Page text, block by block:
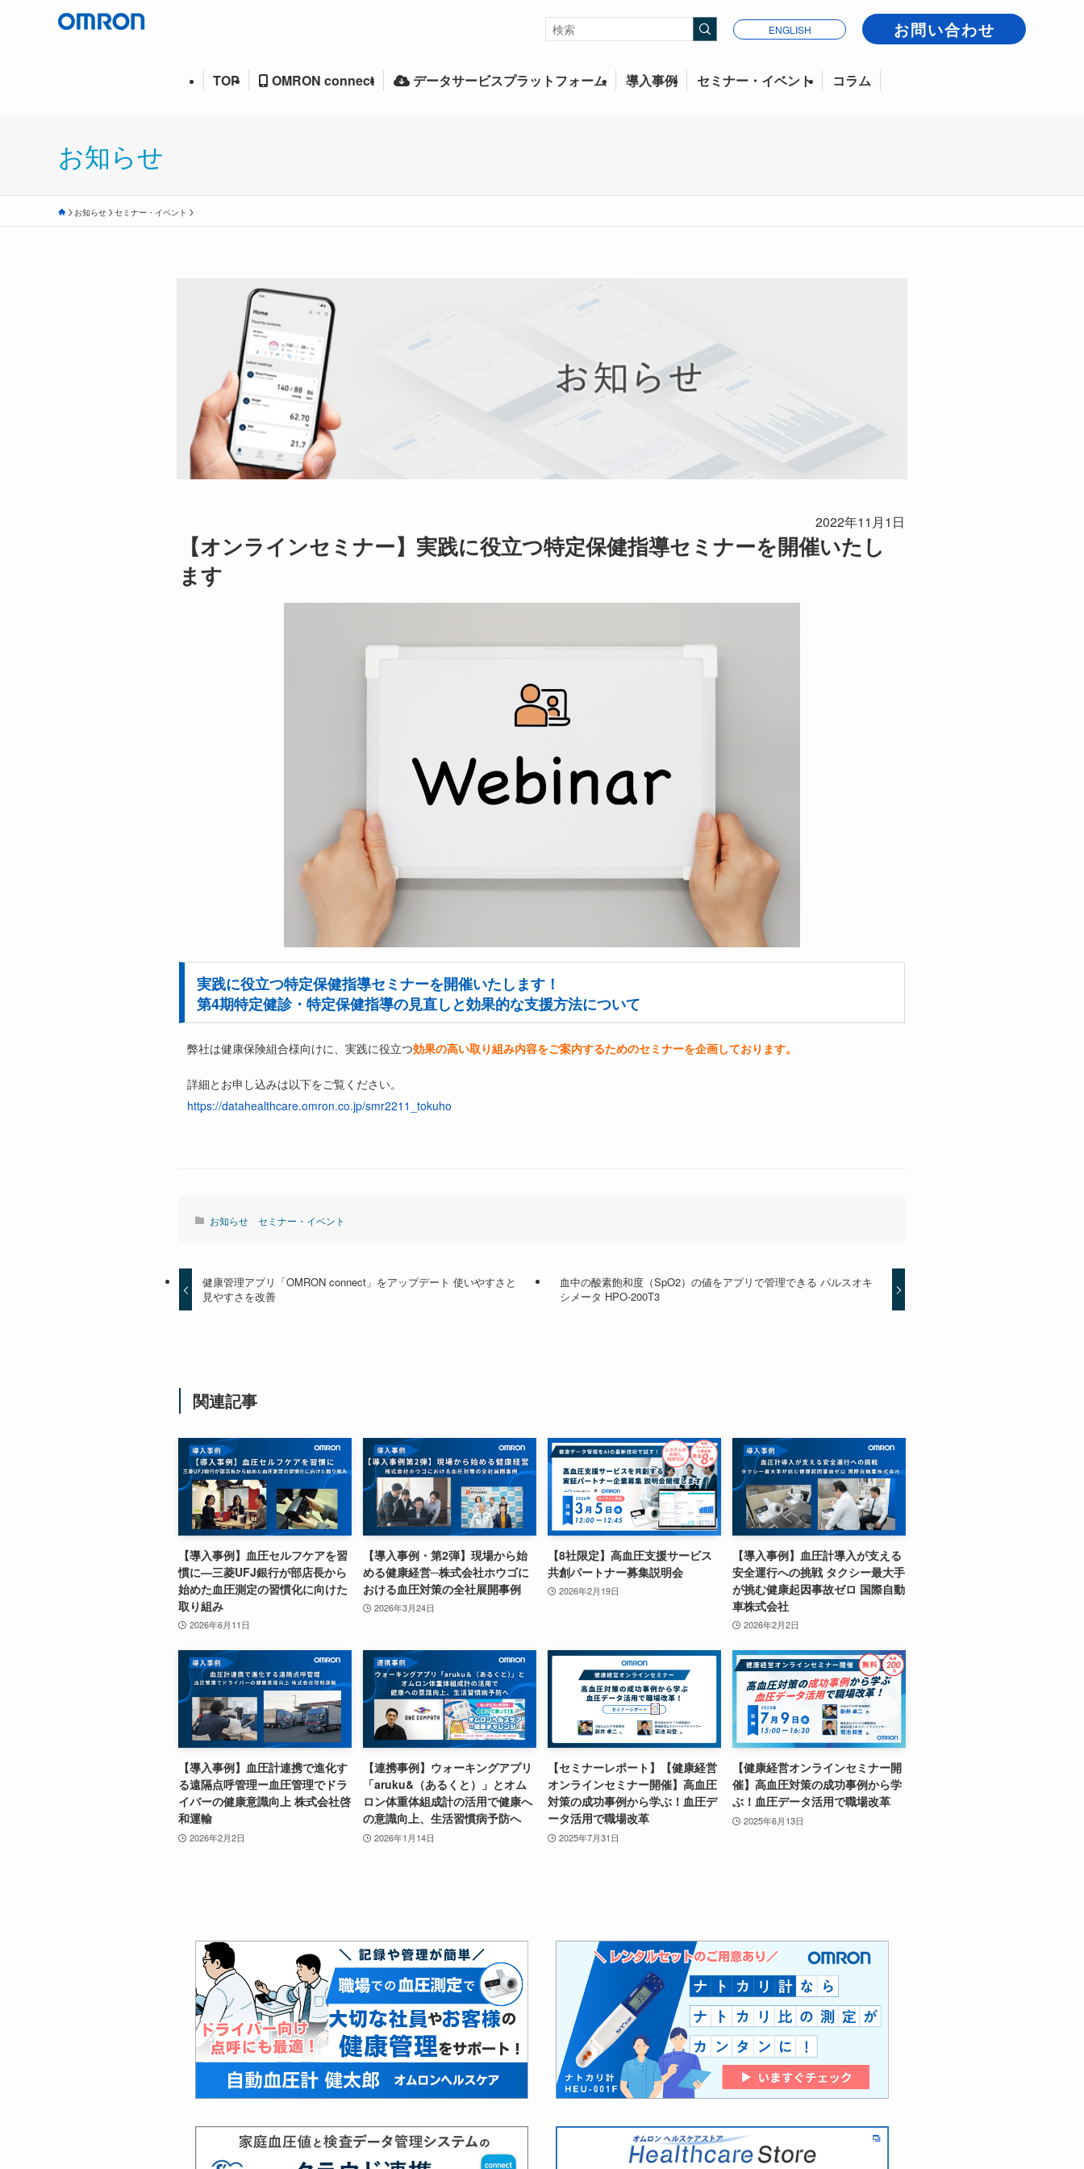
ENGLISH お問い合わせ
TOP OMRON connect データサービスプラットフォーム 導入事例 セミナー・イベント コラム
お知らせ
お知らせ セミナー・イベント
2022年11月1日
【オンラインセミナー】実践に役立つ特定保健指導セミナーを開催いたし
ます
実践に役立つ特定保健指導セミナーを開催いたします！
第4期特定健診・特定保健指導の見直しと効果的な支援方法について
弊社は健康保険組合様向けに、実践に役立つ効果の高い取り組み内容をご案内するためのセミナーを企画しております。
詳細とお申し込みは以下をご覧ください。
https://datahealthcare.omron.co.jp/smr2211_tokuho
お知らせ セミナー・イベント
健康管理アプリ「OMRON connect」をアップデート 使いやすさと
見やすさを改善
血中の酸素飽和度（SpO2）の値をアプリで管理できる パルスオキ
シメータ HPO-200T3
関連記事
【導入事例】血圧セルフケアを習
慣に—三菱UFJ銀行が部店長から
始めた血圧測定の習慣化に向けた
取り組み
2026年6月11日
【導入事例・第2弾】現場から始
める健康経営─株式会社ホウゴに
おける血圧対策の全社展開事例
2026年3月24日
【8社限定】高血圧支援サービス
共創パートナー募集説明会
2026年2月19日
【導入事例】血圧計導入が支える
安全運行への挑戦 タクシー最大手
が挑む健康起因事故ゼロ 国際自動
車株式会社
2026年2月2日
【導入事例】血圧計連携で進化す
る遠隔点呼管理ー血圧管理でドラ
イバーの健康意識向上 株式会社啓
和運輸
2026年2月2日
【連携事例】ウォーキングアプリ
「aruku&（あるくと）」とオム
ロン体重体組成計の活用で健康へ
の意識向上、生活習慣病予防へ
2026年1月14日
【セミナーレポート】【健康経営
オンラインセミナー開催】高血圧
対策の成功事例から学ぶ！血圧デ
ータ活用で職場改革
2025年7月31日
【健康経営オンラインセミナー開
催】高血圧対策の成功事例から学
ぶ！血圧データ活用で職場改革
2025年6月13日